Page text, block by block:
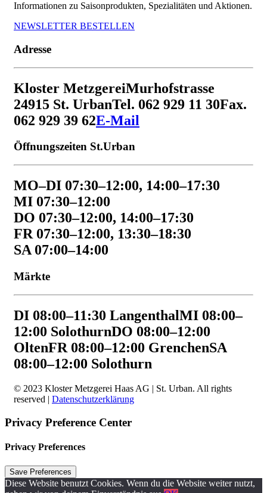
Informationen zu Saisonprodukten, Spezialitäten und Aktionen.
NEWSLETTER BESTELLEN
Adresse
Kloster MetzgereiMurhofstrasse
24915 St. UrbanTel. 062 929 11 30Fax.
062 929 39 62E-Mail
Öffnungszeiten St.Urban
MO–DI 07:30–12:00, 14:00–17:30
MI 07:30–12:00
DO 07:30–12:00, 14:00–17:30
FR 07:30–12:00, 13:30–18:30
SA 07:00–14:00
Märkte
DI 08:00–11:30 LangenthalMI 08:00–
12:00 SolothurnDO 08:00–12:00
OltenFR 08:00–12:00 GrenchenSA
08:00–12:00 Solothurn
© 2023 Kloster Metzgerei Haas AG | St. Urban. All rights
reserved | Datenschutzerklärung
Privacy Preference Center
Privacy Preferences
Diese Website benutzt Cookies. Wenn du die Website weiter nutzt,